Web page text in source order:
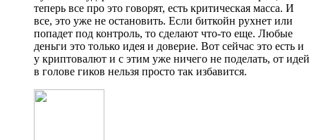
теперь все про это говорят, есть критическая масса. И
все, это уже не остановить. Если биткойн рухнет или
попадет под контроль, то сделают что-то еще. Любые
деньги это только идея и доверие. Вот сейчас это есть и
у криптовалют и с этим уже ничего не поделать, от идей
в голове гиков нельзя просто так избавится.